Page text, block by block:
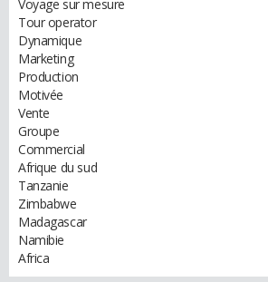
Voyage sur mesure
Tour operator
Dynamique
Marketing
Production
Motivée
Vente
Groupe
Commercial
Afrique du sud
Tanzanie
Zimbabwe
Madagascar
Namibie
Africa